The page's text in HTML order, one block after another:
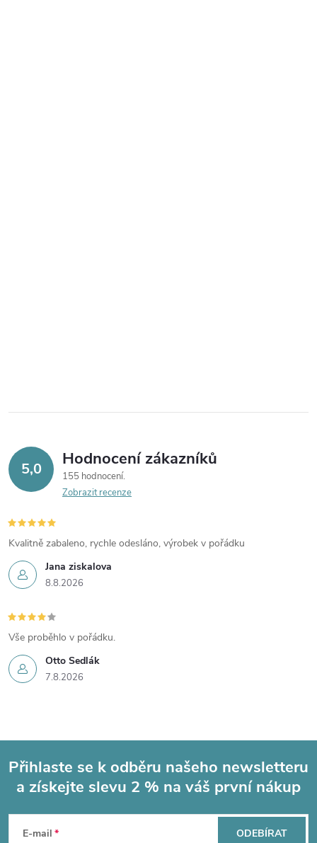
5,0 Hodnocení zákazníků
155 hodnocení
Zobrazit recenze
Jana ziskalova
8.8.2026
Kvalitně zabaleno, rychle odesláno, výrobek v pořádku
Otto Sedlák
7.8.2026
Vše proběhlo v pořádku.
Přihlaste se k odběru našeho newsletteru
a získejte slevu 2 % na váš první nákup
E-mail ODEBÍRAT